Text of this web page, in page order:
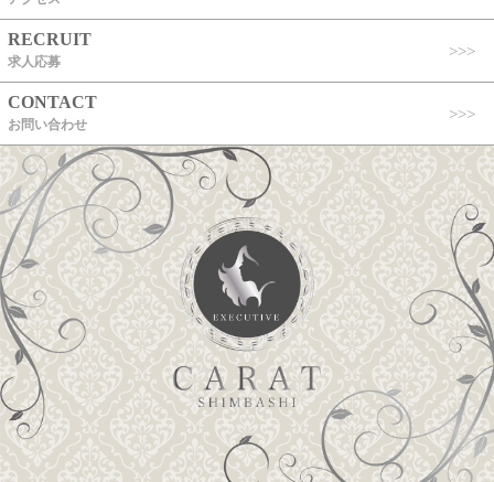
RECRUIT
求人応募
CONTACT
お問い合わせ